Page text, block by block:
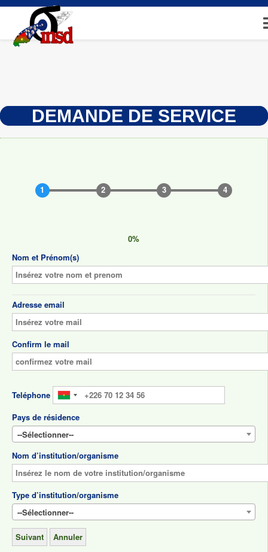
Aller
contenu
principal
DEMANDE DE SERVICE
0%
Nom et Prénom(s)
Adresse
email
Adresse email
Confirm le mail
Teléphone
Pays de résidence
--Sélectionner--
Nom d’institution/organisme
Type d’institution/organisme
--Sélectionner--